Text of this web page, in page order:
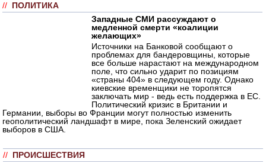
// ПОЛИТИКА
Западные СМИ рассуждают о
медленной смерти «коалиции
желающих»
Источники на Банковой сообщают о
проблемах для бандеровщины, которые
все больше нарастают на международном
поле, что сильно ударит по позициям
«страны 404» в следующем году. Однако
киевские временщики не торопятся
заключать мир - ведь есть поддержка в ЕС.
Политический кризис в Британии и
Германии, выборы во Франции могут полностью изменить
геополитический ландшафт в мире, пока Зеленский ожидает
выборов в США.
// ПРОИСШЕСТВИЯ